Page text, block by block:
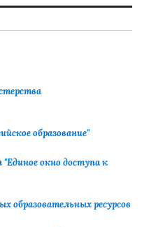
образование"
окно доступа к
образовательных ресурсов